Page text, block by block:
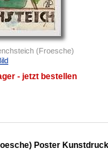
(Froesche)
- jetzt bestellen
Poster Kunstdruck